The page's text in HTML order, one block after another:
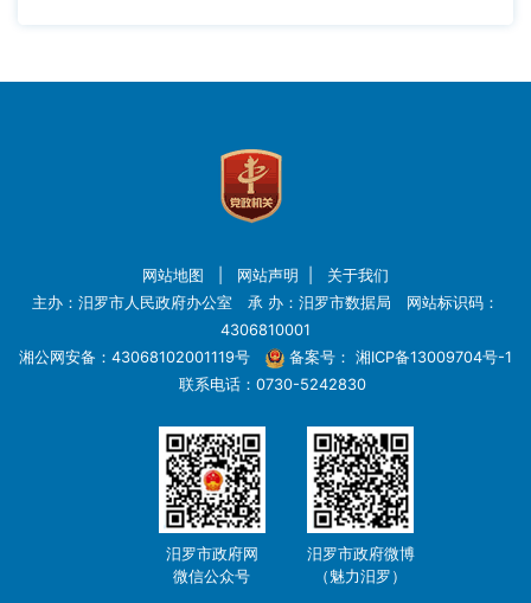
网站地图 网站声明
关于我们
主办：汨罗市人民政府办公室 承 办：汨罗市数据局 网站标识码：
4306810001
湘公网安备：43068102001119号
备案号： 湘ICP备13009704号-1
联系电话：0730-5242830
汨罗市政府网
微信公众号
汨罗市政府微博
（魅力汨罗）